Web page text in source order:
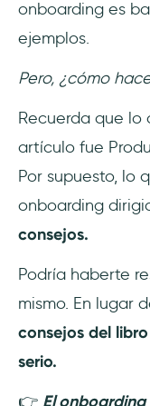
onboarding es
ejemplos.
Pero, ¿cómo
Recuerda que lo
artículo fue
Por supuesto, lo
onboarding
consejos.
Podría haberte
mismo. En lugar
consejos del
serio.
👉 El onboarding